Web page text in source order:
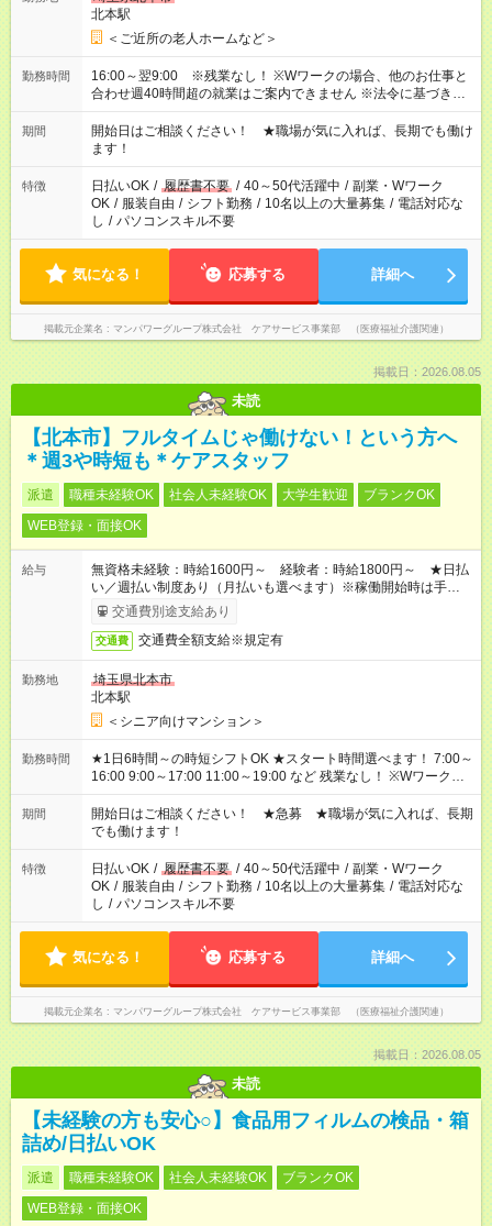
北本駅
＜ご近所の老人ホームなど＞
勤務時間
16:00～翌9:00 ※残業なし！ ※Wワークの場合、他のお仕事と
合わせ週40時間超の就業はご案内できません ※法令に基づき、
週20時間以上勤務は社会保険への加入対象となります ※労働者
派遣法（日雇い派遣の原則禁止）により、短時間・短期間の就
業はご案内が難しい場合があります
期間
開始日はご相談ください！ ★職場が気に入れば、長期でも働け
ます！
特徴 日払いOK / 履歴書不要 / 40～50代活躍中 / 副業・Wワーク
OK / 服装自由 / シフト勤務 / 10名以上の大量募集 / 電話対応な
し / パソコンスキル不要
気になる！ 応募する 詳細へ
掲載元企業名 マンパワーグループ株式会社 ケアサービス事業部 （医療福祉介護関連）
掲載日：2026.08.05
未読
【北本市】フルタイムじゃ働けない！という方へ
＊週3や時短も＊ケアスタッフ
派遣 職種未経験OK 社会人未経験OK 大学生歓迎
ブランクOK
WEB登録・面接OK
給与
無資格未経験：時給1600円～ 経験者：時給1800円～ ★日払
い／週払い制度あり（月払いも選べます）※稼働開始時は手続き
完了次第のお支払いとなります。
交通費別途支給あり
交通費 交通費全額支給※規定有
勤務地
埼玉県北本市
北本駅
＜シニア向けマンション＞
勤務時間
★1日6時間～の時短シフトOK ★スタート時間選べます！ 7:00～
16:00 9:00～17:00 11:00～19:00 など 残業なし！ ※Wワークの
場合、他のお仕事と合わせ週40時間超の就業はご案内できませ
ん ※法令に基づき、週20時間以上勤務は社会保険への加入対象
となります ※労働者派遣法（日雇い派遣の原則禁止）により、
短時間・短期間の就業はご案内が難しい場合があります
期間
開始日はご相談ください！ ★急募 ★職場が気に入れば、長期
でも働けます！
特徴 日払いOK / 履歴書不要 / 40～50代活躍中 / 副業・Wワーク
OK / 服装自由 / シフト勤務 / 10名以上の大量募集 / 電話対応な
し / パソコンスキル不要
気になる！ 応募する 詳細へ
掲載元企業名 マンパワーグループ株式会社 ケアサービス事業部 （医療福祉介護関連）
掲載日：2026.08.05
未読
【未経験の方も安心○】食品用フィルムの検品・箱
詰め/日払いOK
派遣 職種未経験OK 社会人未経験OK
ブランクOK
WEB登録・面接OK